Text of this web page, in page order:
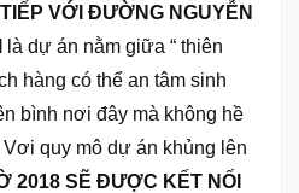
VỚI ĐƯỜNG NGUYỄN
là dự án nằm giữa “ thiên
hàng có thể an tâm sinh
bình nơi đây mà không hề
quy mô dự án khủng lên
2018 SẼ ĐƯỢC KẾT NỐI